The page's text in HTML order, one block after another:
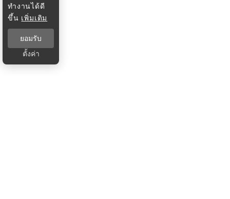
ทำงานได้ดี
ขึ้น เพิ่มเติม
ยอมรับ
ตั้งค่า